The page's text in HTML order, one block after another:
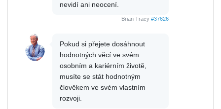
nevidí ani neocení.
Brian Tracy #37626
Pokud si přejete dosáhnout
hodnotných věcí ve svém
osobním a kariérním životě,
musíte se stát hodnotným
člověkem ve svém vlastním
rozvoji.